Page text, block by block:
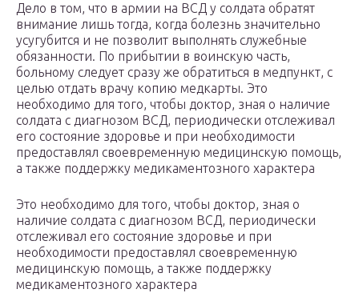
Дело в том, что в армии на ВСД у солдата обратят
внимание лишь тогда, когда болезнь значительно
усугубится и не позволит выполнять служебные
обязанности. По прибытии в воинскую часть,
больному следует сразу же обратиться в медпункт, с
целью отдать врачу копию медкарты. Это
необходимо для того, чтобы доктор, зная о наличие
солдата с диагнозом ВСД, периодически отслеживал
его состояние здоровье и при необходимости
предоставлял своевременную медицинскую помощь,
а также поддержку медикаментозного характера
Это необходимо для того, чтобы доктор, зная о
наличие солдата с диагнозом ВСД, периодически
отслеживал его состояние здоровье и при
необходимости предоставлял своевременную
медицинскую помощь, а также поддержку
медикаментозного характера